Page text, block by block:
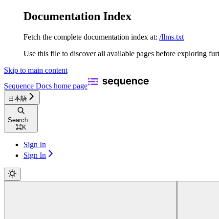
Documentation Index
Fetch the complete documentation index at: /llms.txt
Use this file to discover all available pages before exploring
Skip to main content
Sequence Docs home page
日本語
Search...
⌘K
Sign In
Sign In